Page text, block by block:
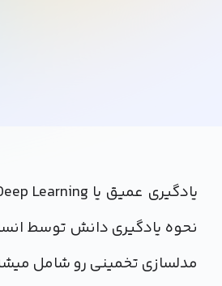
نحوه یادگیری دانش توسط
مدلسازی تخمینی رو شامل